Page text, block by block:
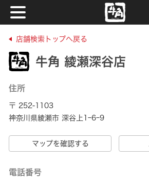
店舗検索トップへ戻る
牛角 綾瀬深谷店
住所
〒 252-1103
神奈川県綾瀬市 深谷上1ｰ6ｰ9
マップを確認する
電話番号